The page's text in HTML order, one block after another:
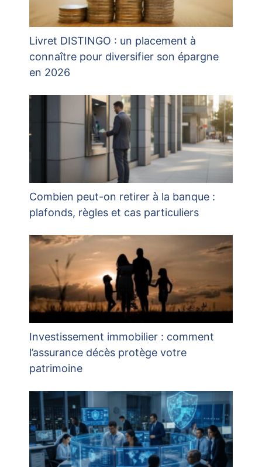
Livret DISTINGO : un placement à
connaître pour diversifier son épargne
en 2026
Combien peut-on retirer à la banque :
plafonds, règles et cas particuliers
Investissement immobilier : comment
l’assurance décès protège votre
patrimoine